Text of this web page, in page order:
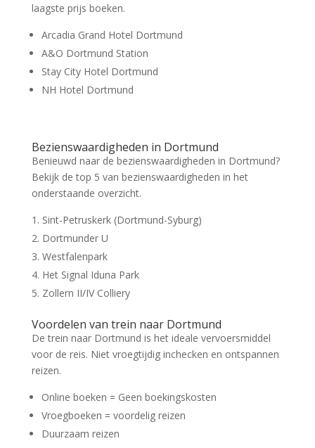
laagste prijs boeken.
Arcadia Grand Hotel Dortmund
A&O Dortmund Station
Stay City Hotel Dortmund
NH Hotel Dortmund
Bezienswaardigheden in Dortmund
Benieuwd naar de bezienswaardigheden in Dortmund?
Bekijk de top 5 van bezienswaardigheden in het
onderstaande overzicht.
Sint-Petruskerk (Dortmund-Syburg)
Dortmunder U
Westfalenpark
Het Signal Iduna Park
Zollern II/IV Colliery
Voordelen van trein naar Dortmund
De trein naar Dortmund is het ideale vervoersmiddel
voor de reis. Niet vroegtijdig inchecken en ontspannen
reizen.
Online boeken = Geen boekingskosten
Vroegboeken = voordelig reizen
Duurzaam reizen